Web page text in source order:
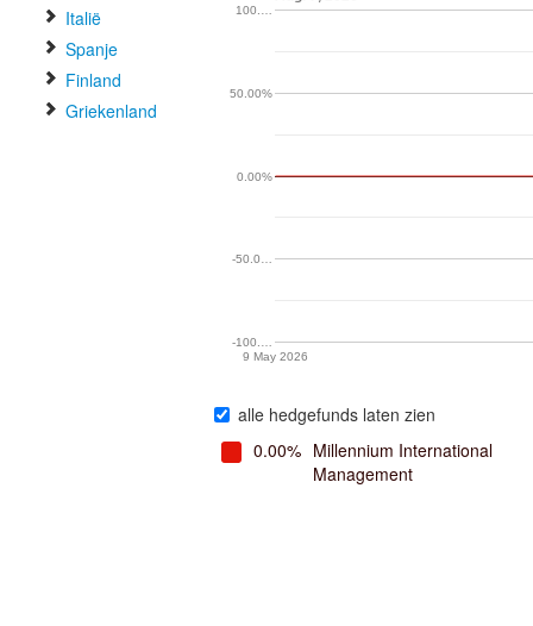
Italië
Spanje
Finland
Griekenland
9 May 2026
-100.…
-50.0…
0.00%
50.00%
100.…
alle hedgefunds laten zien
0.00% Millennium International
Management